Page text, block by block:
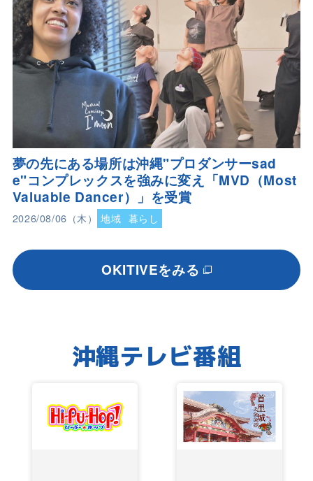
夢の先にある場所は沖縄"プロダンサーsad
e"コンプレックスを強みに変え「MVD（Most
Valuable Dancer）」を受賞
2026/08/06（木） 地域 暮らし
OKITIVEをみる
沖縄テレビ番組